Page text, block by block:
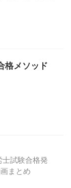
格メソッド
試験合格発
まとめ